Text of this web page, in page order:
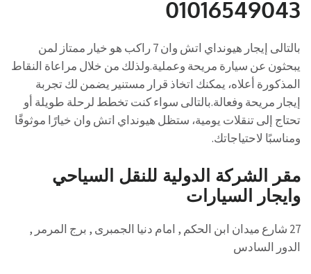
01016549043
بالتالى إيجار هيونداي اتش وان 7 راكب هو خيار ممتاز لمن
يبحثون عن سيارة مريحة وعملية.ولذلك من خلال مراعاة النقاط
المذكورة أعلاه، يمكنك اتخاذ قرار مستنير يضمن لك تجربة
إيجار مريحة وفعالة.بالتالى سواء كنت تخطط لرحلة طويلة أو
تحتاج إلى تنقلات يومية، ستظل هيونداي اتش وان خيارًا موثوقًا
ومناسبًا لاحتياجاتك.
مقر الشركة الدولية للنقل السياحي
وايجار السيارات
27 شارع ميدان ابن الحكم , امام دنيا الجمبرى , برج المرمر ,
الدور السادس